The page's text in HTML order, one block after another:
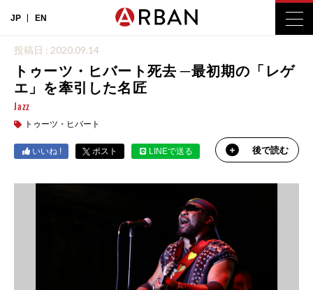
JP EN
投稿日 : 2020.09.14
トゥーツ・ヒバート死去 ─最初期の「レゲ
エ」を牽引した名匠
Jazz
トゥーツ・ヒバート
いいね ! ポスト LINEで送る 後で読む